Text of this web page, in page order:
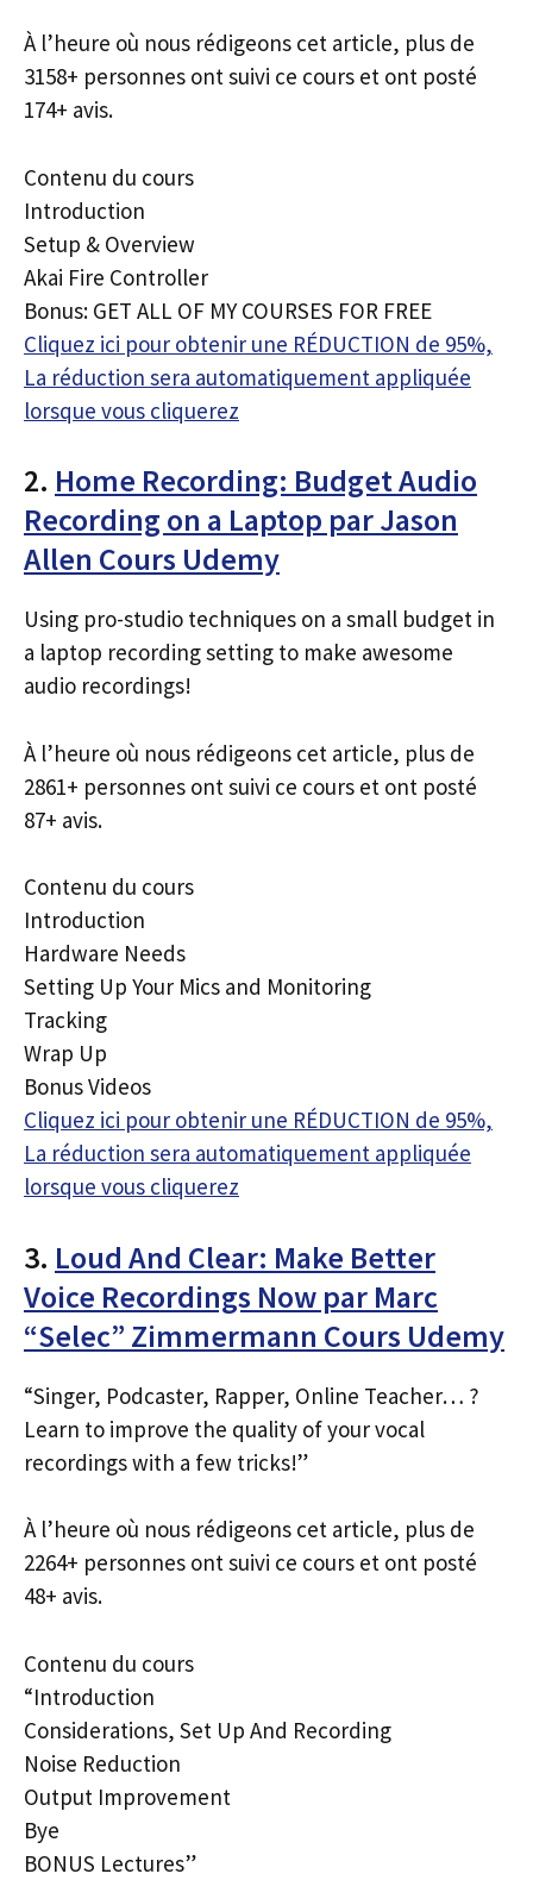
À l’heure où nous rédigeons cet article, plus de
3158+ personnes ont suivi ce cours et ont posté
174+ avis.
Contenu du cours
Introduction
Setup & Overview
Akai Fire Controller
Bonus: GET ALL OF MY COURSES FOR FREE
Cliquez ici pour obtenir une RÉDUCTION de 95%,
La réduction sera automatiquement appliquée
lorsque vous cliquerez
2. Home Recording: Budget Audio
Recording on a Laptop par Jason
Allen Cours Udemy
Using pro-studio techniques on a small budget in
a laptop recording setting to make awesome
audio recordings!
À l’heure où nous rédigeons cet article, plus de
2861+ personnes ont suivi ce cours et ont posté
87+ avis.
Contenu du cours
Introduction
Hardware Needs
Setting Up Your Mics and Monitoring
Tracking
Wrap Up
Bonus Videos
Cliquez ici pour obtenir une RÉDUCTION de 95%,
La réduction sera automatiquement appliquée
lorsque vous cliquerez
3. Loud And Clear: Make Better
Voice Recordings Now par Marc
“Selec” Zimmermann Cours Udemy
“Singer, Podcaster, Rapper, Online Teacher… ?
Learn to improve the quality of your vocal
recordings with a few tricks!”
À l’heure où nous rédigeons cet article, plus de
2264+ personnes ont suivi ce cours et ont posté
48+ avis.
Contenu du cours
“Introduction
Considerations, Set Up And Recording
Noise Reduction
Output Improvement
Bye
BONUS Lectures”